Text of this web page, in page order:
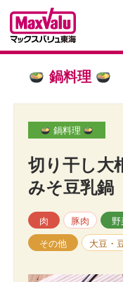
鍋料理
鍋料理
切り干し大
みそ豆乳鍋
肉 豚肉 野
その他 大豆・